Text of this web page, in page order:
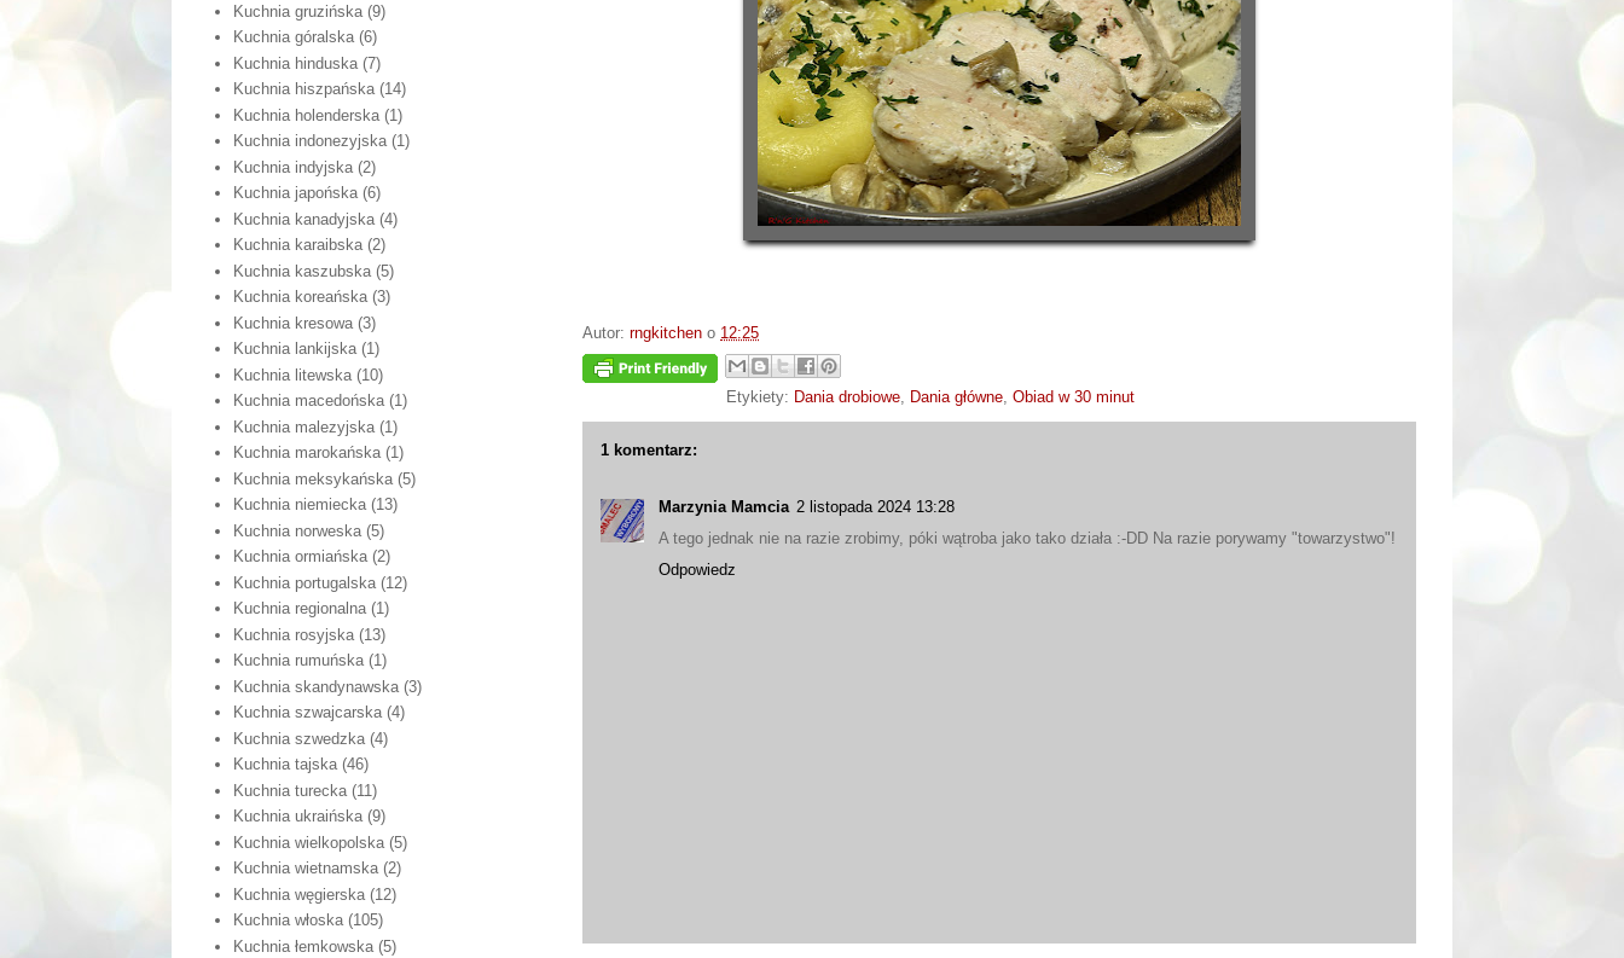
Autor: rngkitchen o 12:25
Etykiety: Dania drobiowe, Dania główne, Obiad w 30 minut
1 komentarz:
Marzynia Mamcia 2 listopada 2024 13:28
A tego jednak nie na razie zrobimy, póki wątroba jako tako działa :-DD Na razie porywamy "towarzystwo"!
Odpowiedz
Kuchnia gruzińska (9)
Kuchnia góralska (6)
Kuchnia hinduska (7)
Kuchnia hiszpańska (14)
Kuchnia holenderska (1)
Kuchnia indonezyjska (1)
Kuchnia indyjska (2)
Kuchnia japońska (6)
Kuchnia kanadyjska (4)
Kuchnia karaibska (2)
Kuchnia kaszubska (5)
Kuchnia koreańska (3)
Kuchnia kresowa (3)
Kuchnia lankijska (1)
Kuchnia litewska (10)
Kuchnia macedońska (1)
Kuchnia malezyjska (1)
Kuchnia marokańska (1)
Kuchnia meksykańska (5)
Kuchnia niemiecka (13)
Kuchnia norweska (5)
Kuchnia ormiańska (2)
Kuchnia portugalska (12)
Kuchnia regionalna (1)
Kuchnia rosyjska (13)
Kuchnia rumuńska (1)
Kuchnia skandynawska (3)
Kuchnia szwajcarska (4)
Kuchnia szwedzka (4)
Kuchnia tajska (46)
Kuchnia turecka (11)
Kuchnia ukraińska (9)
Kuchnia wielkopolska (5)
Kuchnia wietnamska (2)
Kuchnia węgierska (12)
Kuchnia włoska (105)
Kuchnia łemkowska (5)